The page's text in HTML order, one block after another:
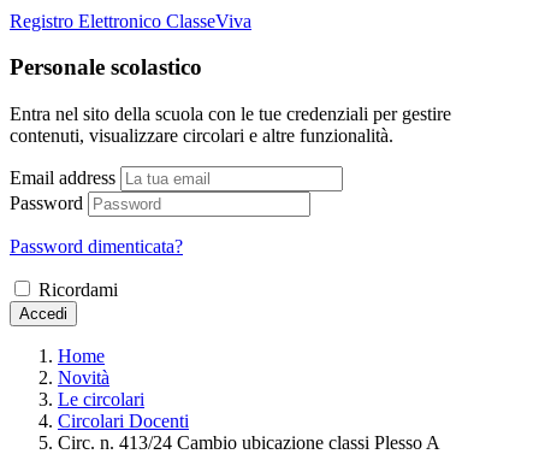
Registro Elettronico ClasseViva
Personale scolastico
Entra nel sito della scuola con le tue credenziali per gestire
contenuti, visualizzare circolari e altre funzionalità.
Email address
Password
Password dimenticata?
Ricordami
Accedi
Home
Novità
Le circolari
Circolari Docenti
Circ. n. 413/24 Cambio ubicazione classi Plesso A